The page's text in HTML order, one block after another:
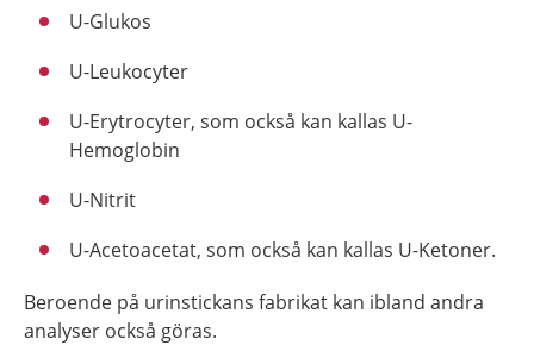
U-Glukos
U-Leukocyter
U-Erytrocyter, som också kan kallas U-
Hemoglobin
U-Nitrit
U-Acetoacetat, som också kan kallas U-Ketoner.
Beroende på urinstickans fabrikat kan ibland andra
analyser också göras.